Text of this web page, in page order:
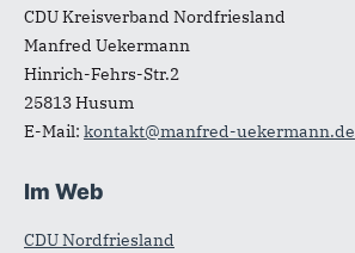
CDU Kreisverband Nordfriesland
Manfred Uekermann
Hinrich-Fehrs-Str.2
25813Husum
E-Mail: kontakt@manfred-uekermann.de
Im Web
CDU Nordfriesland